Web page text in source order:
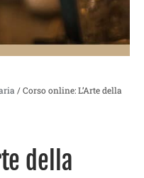
/ Corso online: L’Arte della
della